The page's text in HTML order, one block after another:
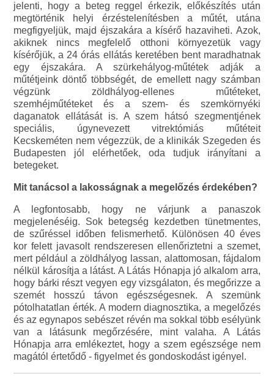
jelenti, hogy a beteg reggel érkezik, előkészítés után
megtörténik helyi érzéstelenítésben a műtét, utána
megfigyeljük, majd éjszakára a kísérő hazaviheti. Azok,
akiknek nincs megfelelő otthoni környezetük vagy
kísérőjük, a 24 órás ellátás keretében bent maradhatnak
egy éjszakára. A szürkehályog-műtétek adják a
műtétjeink döntő többségét, de emellett nagy számban
végzünk zöldhályog-ellenes műtéteket,
szemhéjműtéteket és a szem- és szemkörnyéki
daganatok ellátását is. A szem hátsó szegmentjének
speciális, úgynevezett vitrektómiás műtéteit
Kecskeméten nem végezzük, de a klinikák Szegeden és
Budapesten jól elérhetőek, oda tudjuk irányítani a
betegeket.
Mit tanácsol a lakosságnak a megelőzés érdekében?
A legfontosabb, hogy ne várjunk a panaszok
megjelenéséig. Sok betegség kezdetben tünetmentes,
de szűréssel időben felismerhető. Különösen 40 éves
kor felett javasolt rendszeresen ellenőriztetni a szemet,
mert például a zöldhályog lassan, alattomosan, fájdalom
nélkül károsítja a látást. A Látás Hónapja jó alkalom arra,
hogy bárki részt vegyen egy vizsgálaton, és megőrizze a
szemét hosszú távon egészségesnek. A szemünk
pótolhatatlan érték. A modern diagnosztika, a megelőzés
és az egynapos sebészet révén ma sokkal több esélyünk
van a látásunk megőrzésére, mint valaha. A Látás
Hónapja arra emlékeztet, hogy a szem egészsége nem
magától értetődő - figyelmet és gondoskodást igényel.